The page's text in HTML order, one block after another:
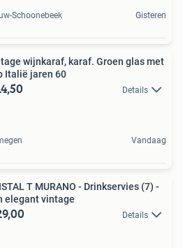
Schoonebeek Gisteren
wijnkaraf, karaf. Groen glas met
Italië jaren 60
Details
Vandaag
T MURANO - Drinkservies (7) -
elegant vintage
Details